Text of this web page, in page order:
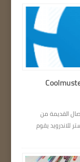
القديمة من
يقوم